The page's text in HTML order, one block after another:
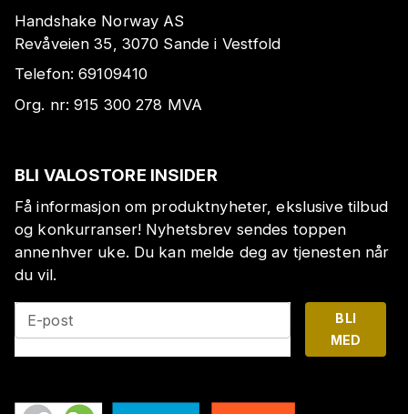
Handshake Norway AS
Revåveien 35, 3070 Sande i Vestfold
Telefon:69109410
Org. nr:915 300 278 MVA
BLI VALOSTORE INSIDER
Få informasjon om produktnyheter, ekslusive tilbud
og konkurranser! Nyhetsbrev sendes toppen
annenhver uke. Du kan melde deg av tjenesten når
du vil.
E-post
BLI
MED